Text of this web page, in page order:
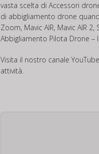
vasta scelta di Accessori
di abbigliamento drone
Zoom, Mavic AIR, Mavic AIR
Abbigliamento Pilota Drone –
Visita il nostro canale YouTube
attività.